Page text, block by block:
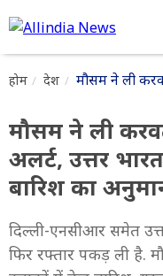
होम देश मौसम ने ली
मौसम ने ली
अलर्ट, उत्तर
बारिश का
दिल्ली-एनसीआर समेत
फिर रफ्तार पकड़ ली है.